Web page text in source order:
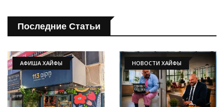
Последние Статьи
АФИША ХАЙФЫ НОВОСТИ ХАЙФЫ